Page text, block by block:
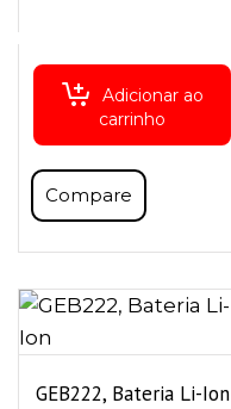
Adicionar ao
carrinho
Compare
GEB222, Bateria Li-Ion